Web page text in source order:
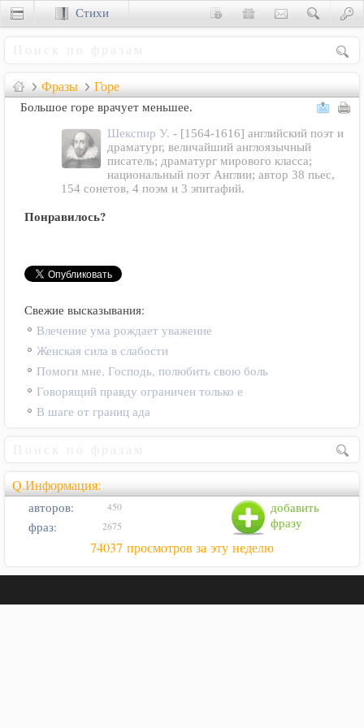
Фразы Горе
Большое горе врачует меньшее.
Шекспир У. - [1564-1616] английский поэт и
драматург, величайший англоязычный
писатель; драматург мирового класса;
национальный поэт Англии; автор 38 пьес,
154 сонетов, 4 поэм и 3 эпитафий.
Понравилось?
Свежие высказывания:
Влечение ума рождает уважение
Женская сила в слабости
Помоги мне, Господь, полюбить свою боль
Говорящий правду ограничен только е
В шаге от границ ада
Q.Информация:
добавить
фразу
авторов: 450
фраз: 2675
74037 просмотров за эту неделю
Стихи